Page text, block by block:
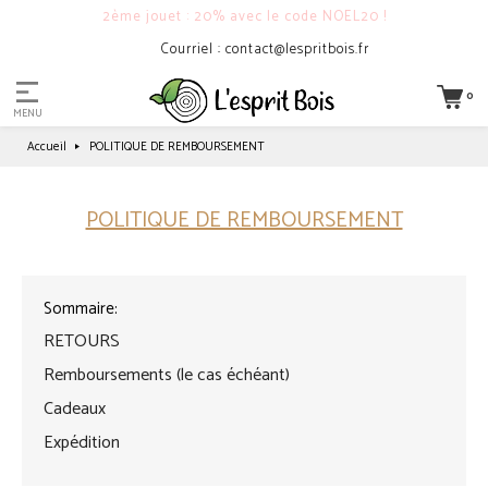
2ème jouet : 20% avec le code NOEL20 !
Courriel : contact@lespritbois.fr
0
MENU
Accueil POLITIQUE DE REMBOURSEMENT
POLITIQUE DE REMBOURSEMENT
Sommaire:
RETOURS
Remboursements (le cas échéant)
Cadeaux
Expédition